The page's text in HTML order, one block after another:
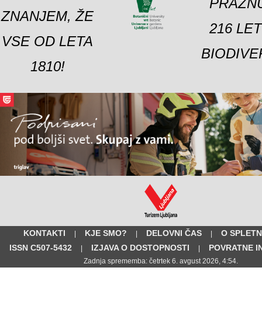
ZNANJEM, ŽE
VSE OD LETA
1810!
216
KONTAKTI | KJE SMO? | DELOVNI ČAS |
O
ISSN C507-5432
| IZJAVA O DOSTOPNOSTI | POVRATNE
Zadnja sprememba: četrtek 6. avgust 2026, 4:54.